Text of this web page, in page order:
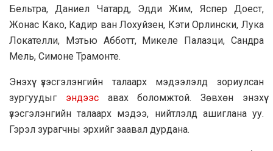
Бельтра, Даниел Чатард, Эдди Жим, Яспер Доест,
Жонас Како, Кадир ван Лохуйзен, Кэти Орлински, Лука
Локателли, Мэтью Абботт, Микеле Палазци, Сандра
Мель, Симоне Трамонте.
Энэхүү үзэсгэлэнгийн талаарх мэдээлэлд зориулсан
зургуудыг эндээсавах боломжтой. Зөвхөн энэхүү
үзэсгэлэнгийн талаарх мэдээ, нийтлэлд ашиглана уу.
Гэрэл зурагчны эрхийг заавал дурдана.